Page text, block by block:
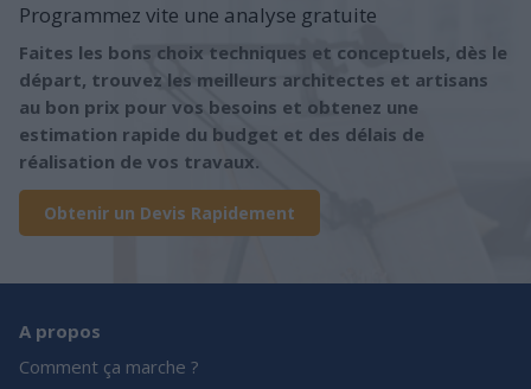
Programmez vite une analyse gratuite
Faites les bons choix techniques et conceptuels, dès le
départ, trouvez les meilleurs architectes et artisans
au bon prix pour vos besoins et obtenez une
estimation rapide du budget et des délais de
réalisation de vos travaux.
Obtenir un Devis Rapidement
A propos
Comment ça marche ?